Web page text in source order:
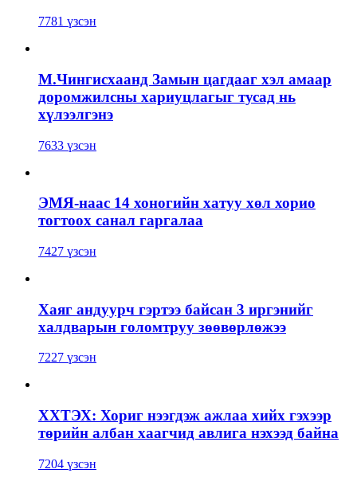
7781 үзсэн
М.Чингисхаанд Замын цагдааг хэл амаар
доромжилсны хариуцлагыг тусад нь
хүлээлгэнэ
7633 үзсэн
ЭМЯ-наас 14 хоногийн хатуу хөл хорио
тогтоох санал гаргалаа
7427 үзсэн
Хаяг андуурч гэртээ байсан 3 иргэнийг
халдварын голомтруу зөөвөрлөжээ
7227 үзсэн
ХХТЭХ: Хориг нээгдэж ажлаа хийх гэхээр
төрийн албан хаагчид авлига нэхээд байна
7204 үзсэн